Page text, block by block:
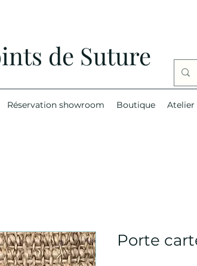
de Suture
Réservation showroom Boutique Atelier
Porte